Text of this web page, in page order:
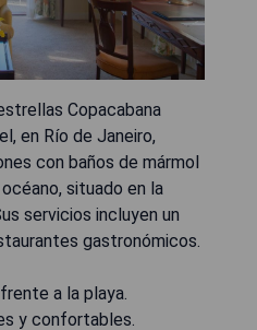
Copacabana
en Río de Janeiro,
con baños de mármol
situado en la
servicios incluyen un
gastronómicos.
a la playa.
y confortables.